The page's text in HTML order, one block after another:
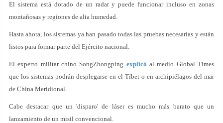
El sistema está dotado de un radar y puede funcionar incluso en zonas
montañosas y regiones de alta humedad.
Hasta ahora, los sistemas ya han pasado todas las pruebas necesarias y están
listos para formar parte del Ejército nacional.
El experto militar chino SongZhongping explicó al medio Global Times
que los sistemas podrán desplegarse en el Tíbet o en archipiélagos del mar
de China Meridional.
Cabe destacar que un 'disparo' de láser es mucho más barato que un
lanzamiento de un misil convencional.